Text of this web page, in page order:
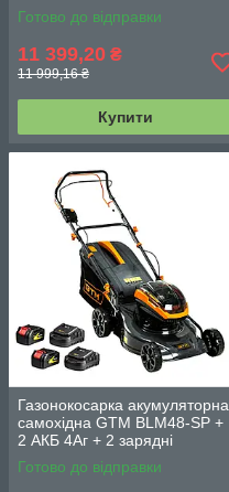
та ЗП)
Готово до відправки
11 399,20 ₴
11 999,16 ₴
Купити
Газонокосарка акумуляторна
самохідна GTM BLM48-SP +
2 АКБ 4Аг + 2 зарядні
пристрої
Готово до відправки